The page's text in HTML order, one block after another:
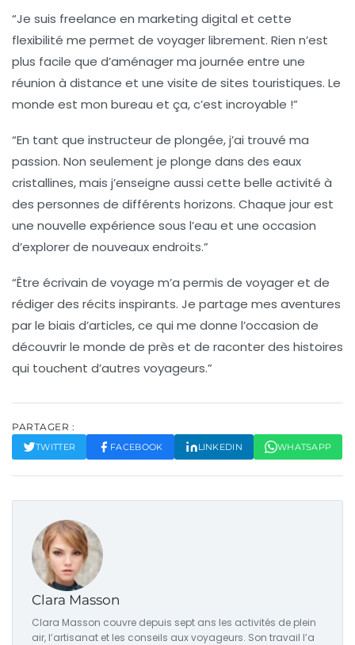
“Je suis freelance en marketing digital et cette
flexibilité me permet de voyager librement. Rien n’est
plus facile que d’aménager ma journée entre une
réunion à distance et une visite de sites touristiques. Le
monde est mon bureau et ça, c’est incroyable !”
“En tant que instructeur de plongée, j’ai trouvé ma
passion. Non seulement je plonge dans des eaux
cristallines, mais j’enseigne aussi cette belle activité à
des personnes de différents horizons. Chaque jour est
une nouvelle expérience sous l’eau et une occasion
d’explorer de nouveaux endroits.”
“Être écrivain de voyage m’a permis de voyager et de
rédiger des récits inspirants. Je partage mes aventures
par le biais d’articles, ce qui me donne l’occasion de
découvrir le monde de près et de raconter des histoires
qui touchent d’autres voyageurs.”
PARTAGER :
TWITTER FACEBOOK LINKEDIN WHATSAPP
Clara Masson
Clara Masson couvre depuis sept ans les activités de plein
air, l’artisanat et les conseils aux voyageurs. Son travail l’a